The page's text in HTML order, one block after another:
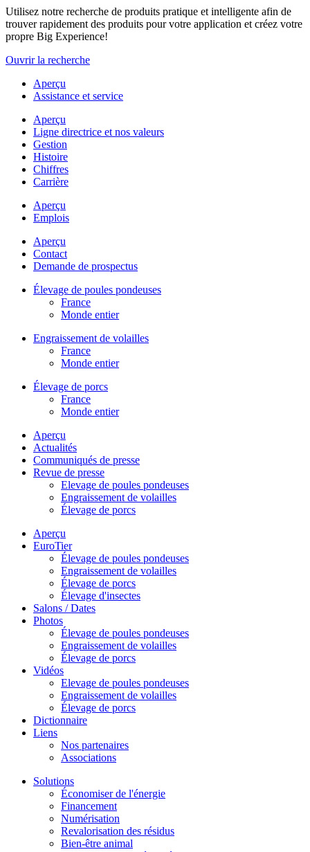
Utilisez notre recherche de produits pratique et intelligente afin de
trouver rapidement des produits pour votre application et créez votre
propre Big Experience!
Ouvrir la recherche
Aperçu
Assistance et service
Aperçu
Ligne directrice et nos valeurs
Gestion
Histoire
Chiffres
Carrière
Aperçu
Emplois
Aperçu
Contact
Demande de prospectus
Élevage de poules pondeuses
France
Monde entier
Engraissement de volailles
France
Monde entier
Élevage de porcs
France
Monde entier
Aperçu
Actualités
Communiqués de presse
Revue de presse
Elevage de poules pondeuses
Engraissement de volailles
Élevage de porcs
Aperçu
EuroTier
Élevage de poules pondeuses
Engraissement de volailles
Élevage de porcs
Élevage d'insectes
Salons / Dates
Photos
Élevage de poules pondeuses
Engraissement de volailles
Élevage de porcs
Vidéos
Elevage de poules pondeuses
Engraissement de volailles
Élevage de porcs
Dictionnaire
Liens
Nos partenaires
Associations
Solutions
Économiser de l'énergie
Financement
Numérisation
Revalorisation des résidus
Bien-être animal